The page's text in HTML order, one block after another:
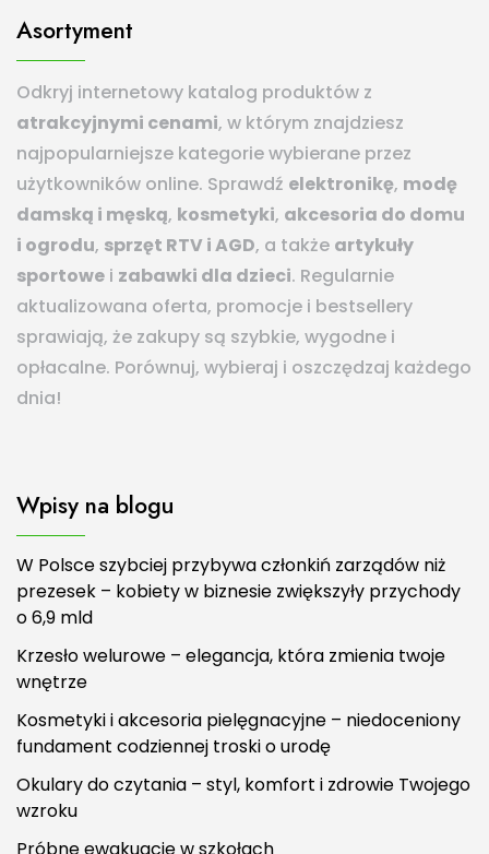
Asortyment
Odkryj internetowy katalog produktów z
atrakcyjnymi cenami, w którym znajdziesz
najpopularniejsze kategorie wybierane przez
użytkowników online. Sprawdź elektronikę, modę
damską i męską, kosmetyki, akcesoria do domu
i ogrodu, sprzęt RTV i AGD, a także artykuły
sportowe i zabawki dla dzieci. Regularnie
aktualizowana oferta, promocje i bestsellery
sprawiają, że zakupy są szybkie, wygodne i
opłacalne. Porównuj, wybieraj i oszczędzaj każdego
dnia!
Wpisy na blogu
W Polsce szybciej przybywa członkiń zarządów niż
prezesek – kobiety w biznesie zwiększyły przychody
o 6,9 mld
Krzesło welurowe – elegancja, która zmienia twoje
wnętrze
Kosmetyki i akcesoria pielęgnacyjne – niedoceniony
fundament codziennej troski o urodę
Okulary do czytania – styl, komfort i zdrowie Twojego
wzroku